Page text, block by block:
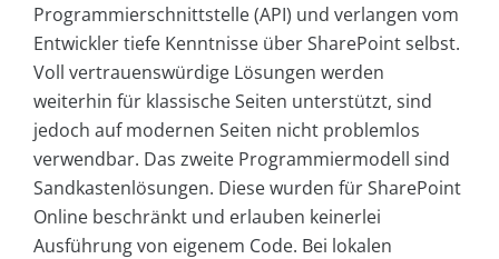
Programmierschnittstelle (API) und verlangen vom
Entwickler tiefe Kenntnisse über SharePoint selbst.
Voll vertrauenswürdige Lösungen werden
weiterhin für klassische Seiten unterstützt, sind
jedoch auf modernen Seiten nicht problemlos
verwendbar. Das zweite Programmiermodell sind
Sandkastenlösungen. Diese wurden für SharePoint
Online beschränkt und erlauben keinerlei
Ausführung von eigenem Code. Bei lokalen